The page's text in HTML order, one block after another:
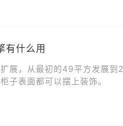
有什么用
展，从最初的49平方发展
子表面都可以摆上装饰。